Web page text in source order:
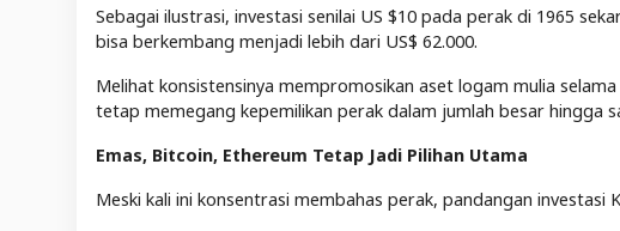
Sebagai ilustrasi, investasi senilai US $10 pada perak di 1965
bisa berkembang menjadi lebih dari US$ 62.000.
Melihat konsistensinya mempromosikan aset logam mulia
tetap memegang kepemilikan perak dalam jumlah besar hingga
Emas, Bitcoin, Ethereum Tetap Jadi Pilihan Utama
Meski kali ini konsentrasi membahas perak, pandangan investasi